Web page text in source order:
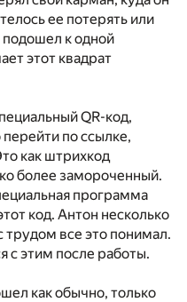
ее потерять или
к одной
этот квадрат
QR-код,
по ссылке,
как штрихкод
более замороченный.
программа
код. Антон несколько
трудом все это понимал.
с этим после работы.
как обычно, только